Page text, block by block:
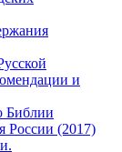
и
Библии
России (2017)